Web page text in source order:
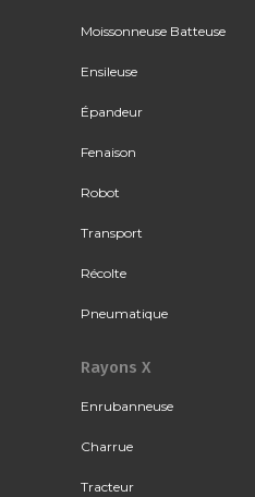
Moissonneuse Batteuse
Ensileuse
Épandeur
Fenaison
Robot
Transport
Récolte
Pneumatique
Rayons X
Enrubanneuse
Charrue
Tracteur